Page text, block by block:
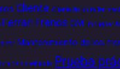
Cliente Cliente de un taller
Ferrari Frenos GM Impugnar
Mantenimiento de los
de su vehículo Prueba